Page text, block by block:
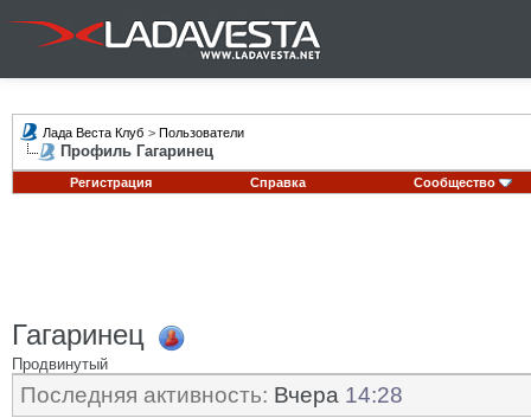
Лада Веста Клуб > Пользователи
Профиль Гагаринец
Регистрация Справка Сообщество
Гагаринец
Продвинутый
Последняя активность: Вчера 14:28